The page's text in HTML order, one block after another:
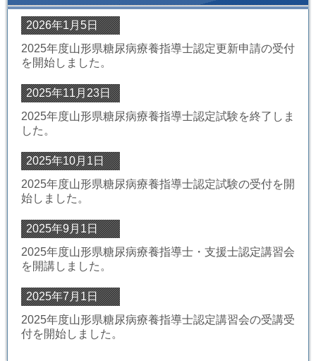
2026年1月5日
2025年度山形県糖尿病療養指導士認定更新申請の受付
を開始しました。
2025年11月23日
2025年度山形県糖尿病療養指導士認定試験を終了しま
した。
2025年10月1日
2025年度山形県糖尿病療養指導士認定試験の受付を開
始しました。
2025年9月1日
2025年度山形県糖尿病療養指導士・支援士認定講習会
を開講しました。
2025年7月1日
2025年度山形県糖尿病療養指導士認定講習会の受講受
付を開始しました。